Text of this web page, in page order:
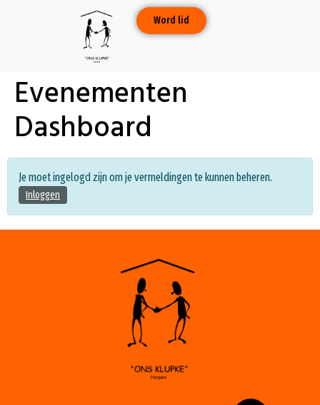
Word lid
Evenementen
Dashboard
Je moet ingelogd zijn om je vermeldingen te kunnen beheren.
Inloggen